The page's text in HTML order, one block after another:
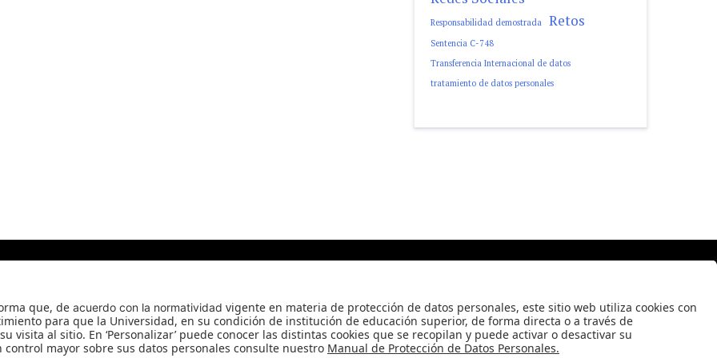
Responsabilidad demostrada Retos
Sentencia C-748
Transferencia Internacional de datos
tratamiento de datos personales
Universidad de los Andes | Vigilada Mineducación
Reconocimiento como Universidad: Decreto 1297 del 30 de mayo de 1964.